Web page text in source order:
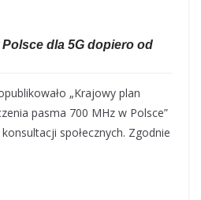
dla 5G dopiero od
„Krajowy plan
pasma 700 MHz w Polsce”
społecznych. Zgodnie